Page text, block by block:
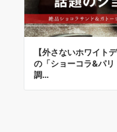
【外さないホワイト
の「ショーコラ&パリ
調…